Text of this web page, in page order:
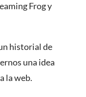
Frog y
historial de
una idea
la web.